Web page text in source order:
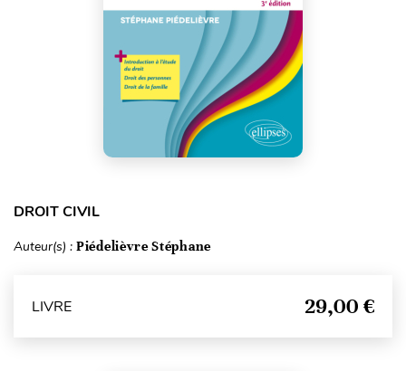
DROIT CIVIL
Auteur(s) : Piédelièvre Stéphane
LIVRE 29,00 €